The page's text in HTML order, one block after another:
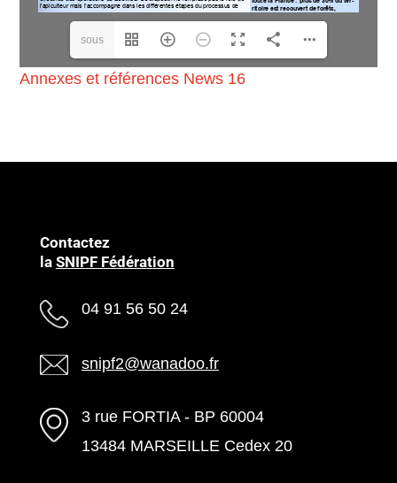
sous
traitance(1/5)
Annexes et références News 16
Contactez
la SNIPF Fédération
04 91 56 50 24
snipf2@wanadoo.fr
3 rue FORTIA - BP 60004
13484 MARSEILLE Cedex 20